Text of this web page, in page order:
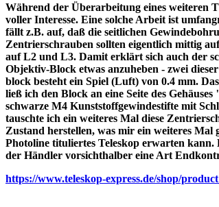
Während der Überarbeitung eines weiteren
voller Interesse. Eine solche Arbeit ist
fällt z.B. auf, daß die seitlichen
Zentrierschrauben sollten eigentlich mittig
auf L2 und L3. Damit erklärt sich auch der
Objektiv-Block etwas anzuheben - zwei
block besteht ein Spiel (Luft) von 0.4 mm.
ließ ich den Block an eine Seite des
schwarze M4 Kunststoffgewindestifte mit
tauschte ich ein weiteres Mal diese
Zustand herstellen, was mir ein weiteres
Photoline tituliertes Teleskop erwarten
der Händler vorsichthalber eine Art
https://www.teleskop-express.de/shop/